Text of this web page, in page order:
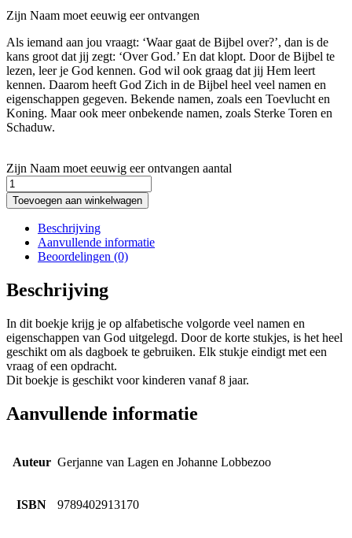
Zijn Naam moet eeuwig eer ontvangen
Als iemand aan jou vraagt: ‘Waar gaat de Bijbel over?’, dan is de
kans groot dat jij zegt: ‘Over God.’ En dat klopt. Door de Bijbel te
lezen, leer je God kennen. God wil ook graag dat jij Hem leert
kennen. Daarom heeft God Zich in de Bijbel heel veel namen en
eigenschappen gegeven. Bekende namen, zoals een Toevlucht en
Koning. Maar ook meer onbekende namen, zoals Sterke Toren en
Schaduw.
Zijn Naam moet eeuwig eer ontvangen aantal
Toevoegen aan winkelwagen
Beschrijving
Aanvullende informatie
Beoordelingen (0)
Beschrijving
In dit boekje krijg je op alfabetische volgorde veel namen en
eigenschappen van God uitgelegd. Door de korte stukjes, is het heel
geschikt om als dagboek te gebruiken. Elk stukje eindigt met een
vraag of een opdracht.
Dit boekje is geschikt voor kinderen vanaf 8 jaar.
Aanvullende informatie
Auteur Gerjanne van Lagen en Johanne Lobbezoo
ISBN 9789402913170